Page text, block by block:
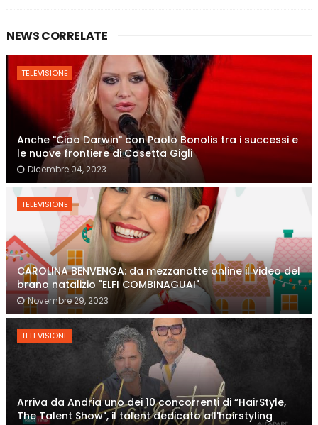
NEWS CORRELATE
TELEVISIONE
Anche "Ciao Darwin" con Paolo Bonolis tra i successi e
le nuove frontiere di Cosetta Gigli
Dicembre 04, 2023
TELEVISIONE
CAROLINA BENVENGA: da mezzanotte online il video del
brano natalizio "ELFI COMBINAGUAI"
Novembre 29, 2023
TELEVISIONE
Arriva da Andria uno dei 10 concorrenti di “HairStyle,
The Talent Show", il talent dedicato all'hairstyling